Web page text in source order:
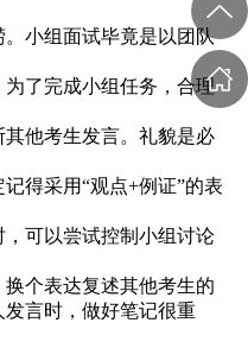
小组面试毕竟是以团队
了完成小组任务，合理
他考生发言。礼貌是必
得采用“观点+例证”的表
可以尝试控制小组讨论
个表达复述其他考生的
言时，做好笔记很重